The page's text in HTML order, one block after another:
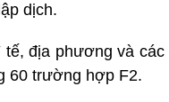
dịch.
tế, địa phương và
60 trường hợp F2.